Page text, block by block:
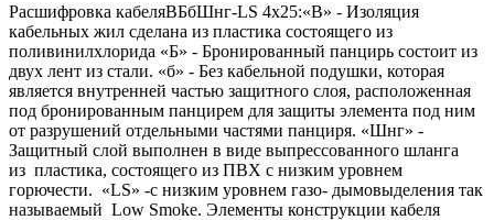
Расшифровка кабеляВБбШнг-LS 4х25:«В» - Изоляция
кабельных жил сделана из пластика состоящего из
поливинилхлорида «Б» - Бронированный панцирь состоит из
двух лент из стали. «б» - Без кабельной подушки, которая
является внутренней частью защитного слоя, расположенная
под бронированным панцирем для защиты элемента под ним
от разрушений отдельными частями панциря. «Шнг» -
Защитный слой выполнен в виде выпрессованного шланга
из пластика, состоящего из ПВХ с низким уровнем
горючести. «LS» -с низким уровнем газо- дымовыделения так
называемый Low Smoke. Элементы конструкции кабеля